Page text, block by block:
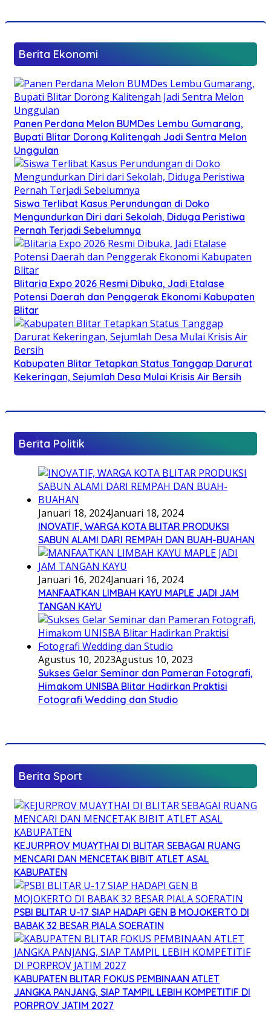
Berita Ekonomi
Panen Perdana Melon BUMDes Lembu Gumarang,
Bupati Blitar Dorong Kalitengah Jadi Sentra Melon
Unggulan
Siswa Terlibat Kasus Perundungan di Doko
Mengundurkan Diri dari Sekolah, Diduga Peristiwa
Pernah Terjadi Sebelumnya
Blitaria Expo 2026 Resmi Dibuka, Jadi Etalase
Potensi Daerah dan Penggerak Ekonomi Kabupaten
Blitar
Kabupaten Blitar Tetapkan Status Tanggap Darurat
Kekeringan, Sejumlah Desa Mulai Krisis Air Bersih
Berita Politik
Januari 18, 2024Januari 18, 2024
INOVATIF, WARGA KOTA BLITAR PRODUKSI
SABUN ALAMI DARI REMPAH DAN BUAH-BUAHAN
Januari 16, 2024Januari 16, 2024
MANFAATKAN LIMBAH KAYU MAPLE JADI JAM
TANGAN KAYU
Agustus 10, 2023Agustus 10, 2023
Sukses Gelar Seminar dan Pameran Fotografi,
Himakom UNISBA Blitar Hadirkan Praktisi
Fotografi Wedding dan Studio
Berita Sport
KEJURPROV MUAYTHAI DI BLITAR SEBAGAI RUANG
MENCARI DAN MENCETAK BIBIT ATLET ASAL
KABUPATEN
PSBI BLITAR U-17 SIAP HADAPI GEN B MOJOKERTO DI
BABAK 32 BESAR PIALA SOERATIN
KABUPATEN BLITAR FOKUS PEMBINAAN ATLET
JANGKA PANJANG, SIAP TAMPIL LEBIH KOMPETITIF DI
PORPROV JATIM 2027